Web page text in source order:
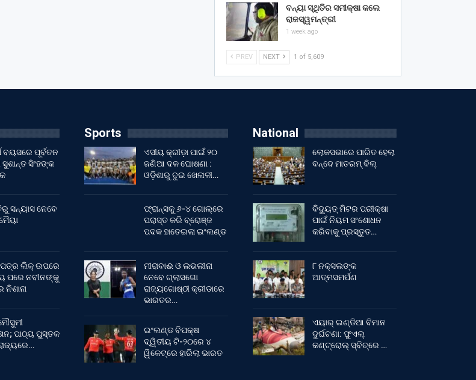
ବନ୍ୟା ସ୍ଥିତିର ସମୀକ୍ଷା କଲେ
ରାଜସ୍ୱମନ୍ତ୍ରୀ
1 week ago
PREV NEXT 1 of 5,609
ବୟସରେ ପୂର୍ବତନ
ସୁଶାନ୍ତ ସିଂହଙ୍କ
ସନ୍ୟାସ ନେବେ
ଲିକ୍ ଉପରେ
ପରେ ନବୀନଙ୍କୁ
ପାଠ୍ୟ ପୁସ୍ତକ
Sports
ଏସୀୟ କ୍ରୀଡ଼ା ପାଇଁ ୨୦
ଜଣିଆ ଦଳ ଘୋଷଣା :
ଓଡ଼ିଶାରୁ ଦୁଇ ଖେଳାଳୀ…
ଫ୍ରାନ୍ସକୁ ୬-୪ ଗୋଲ୍‌ରେ
ପରାସ୍ତ କରି ବ୍ରୋଞ୍ଜ
ପଦକ ହାତେଇଲା ଇଂଲଣ୍ଡ
ମୀରାବାଈ ଓ ଲଭଲୀନା
ନେବେ ଗ୍ଲାସଗୋ
ରାଜ୍ୟଗୋଷ୍ଠୀ କ୍ରୀଡାରେ
ଭାରତର…
ଇଂଲଣ୍ଡ ବିପକ୍ଷ
ଦ୍ୱିତୀୟ ଟି-୨୦ରେ ୪
ୱିକେଟ୍‌ରେ ହାରିଲା ଭାରତ
National
ଲୋକସଭାରେ ପାରିତ ହେଲା
ବନ୍ଦେ ମାତରମ୍‌ ବିଲ୍‌
ବିଦ୍ୟୁତ୍ ମିଟର ପରୀକ୍ଷା
ପାଇଁ ନିୟମ ସଂଶୋଧନ
କରିବାକୁ ପ୍ରସ୍ତୁତ…
୮ ନକ୍ସଲଙ୍କ
ଆତ୍ମସମର୍ପଣ
ଏୟାର୍ ଇଣ୍ଡିଆ ବିମାନ
ଦୁର୍ଘଟଣା: ଫୁଏଲ୍‌
କଣ୍ଟ୍ରୋଲ୍‌ ସ୍ବିଚ୍‌ରେ …